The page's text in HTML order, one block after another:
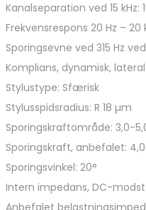
Kanalseparation ved 15 kHz:
Frekvensrespons 20 Hz – 20
Sporingsevne ved 315 Hz
Komplians, dynamisk,
Stylustype: Sfærisk
Stylusspidsradius: R 18 µm
Sporingskraftområde: 3,0-
Sporingskraft, anbefalet:
Sporingsvinkel: 20°
Intern impedans, DC-